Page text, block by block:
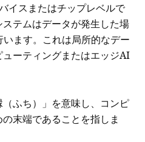
イスまたはチップレベルで
テムはデータが発生した場
ます。これは局所的なデー
ーティングまたはエッジAI
ふち）」を意味し、コンピ
末端であることを指しま